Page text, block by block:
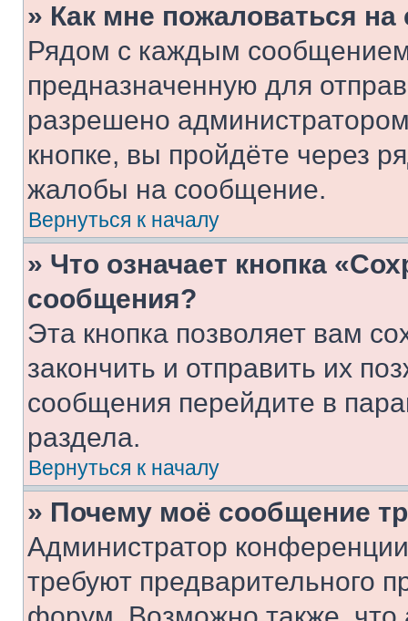
» Как мне пожаловаться
Рядом с каждым сообщением
предназначенную для
разрешено
кнопке, вы пройдёте через
жалобы на сообщение.
Вернуться к началу
» Что означает кнопка
сообщения?
Эта кнопка позволяет вам
закончить и отправить их
сообщения перейдите в
раздела.
Вернуться к началу
» Почему моё сообщение
Администратор
требуют предварительного